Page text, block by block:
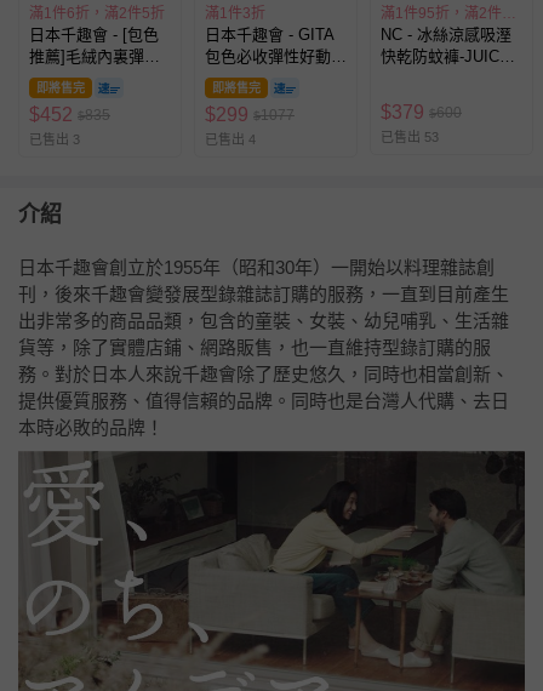
滿1件6折，滿2件5折
日本千趣會 - [包色
推薦]毛絨內裏彈性
長褲-軍綠
即將售完
$452 $835
已售出 3
滿1件3折
日本千趣會 - GITA
包色必收彈性好動長
褲-恐龍迷彩-軍綠
即將售完
$299 $1077
已售出 4
滿1件95折，滿2件85折
NC - 冰絲涼感吸溼
快乾防蚊褲-JUICE-
$379 $600
已售出 53
介紹
日本千趣會創立於1955年（昭和30年）一開始以料理雜誌創
刊，後來千趣會變發展型錄雜誌訂購的服務，一直到目前產生
出非常多的商品品類，包含的童裝、女裝、幼兒哺乳、生活雜
貨等，除了實體店鋪、網路販售，也一直維持型錄訂購的服
務。對於日本人來說千趣會除了歷史悠久，同時也相當創新、
提供優質服務、值得信賴的品牌。同時也是台灣人代購、去日
本時必敗的品牌！